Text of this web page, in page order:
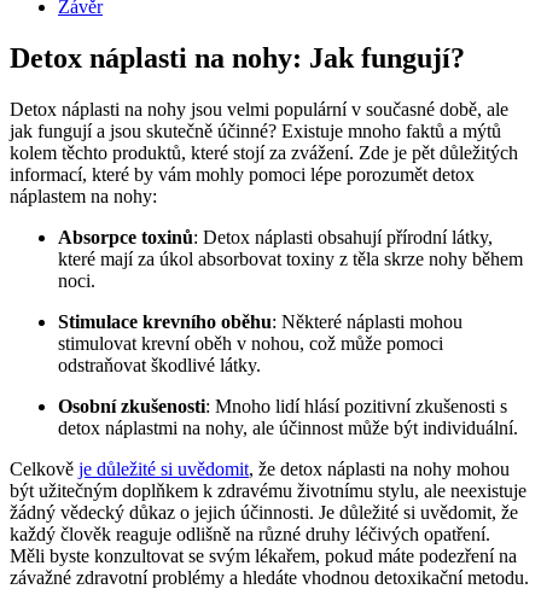
Závěr
Detox náplasti na nohy: Jak fungují?
Detox náplasti na nohy jsou velmi‌ populární v ​současné době, ale
jak fungují a jsou skutečně účinné? Existuje mnoho faktů a mýtů
kolem těchto ‍produktů, které stojí za zvážení. ‌Zde je pět důležitých
informací, které by vám ‍mohly pomoci ‌lépe porozumět detox
náplastem na nohy:
Absorpce⁣ toxinů: Detox náplasti obsahují přírodní⁢ látky,
které⁤ mají za⁣ úkol ⁤absorbovat ‍toxiny z těla skrze⁤ nohy během
noci.
Stimulace krevního oběhu: Některé náplasti ​mohou
stimulovat krevní oběh v nohou, což může pomoci⁤
odstraňovat škodlivé látky.
Osobní zkušenosti: Mnoho lidí hlásí⁤ pozitivní zkušenosti ‌s
detox náplastmi na nohy,⁣ ale účinnost⁤ může být individuální.
Celkově je důležité si uvědomit, že detox⁢ náplasti na nohy mohou⁢
být užitečným doplňkem k ⁣zdravému ⁣životnímu stylu, ale neexistuje
žádný vědecký důkaz o jejich ⁤účinnosti. Je důležité si uvědomit, ‌že
‍každý člověk reaguje odlišně na​ různé druhy ⁤léčivých opatření.
Měli byste konzultovat se svým lékařem, pokud máte podezření ‌na
⁢závažné zdravotní problémy a ‌hledáte vhodnou⁢ detoxikační metodu.